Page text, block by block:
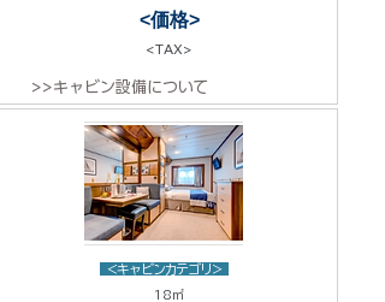
<価格>
<TAX>
>>キャビン設備について
<キャビンカテゴリ>
18㎡